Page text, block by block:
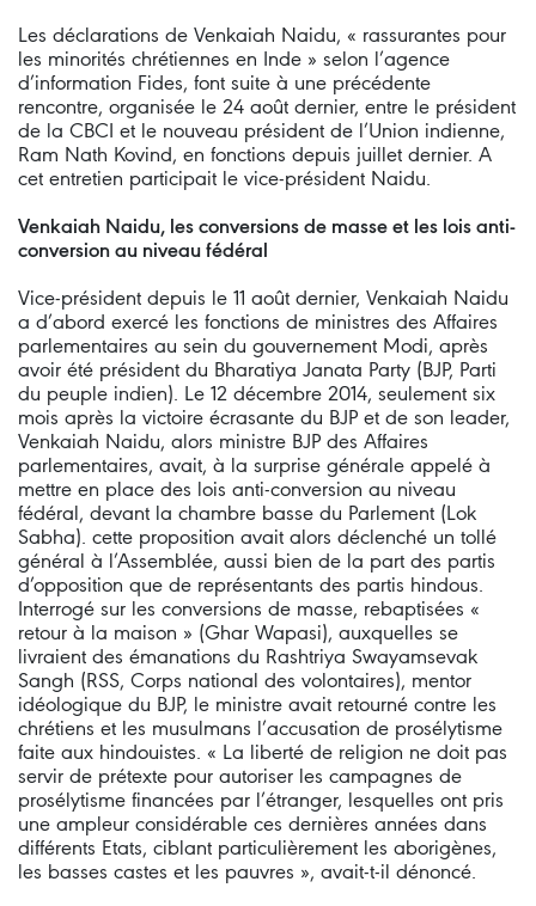
Les déclarations de Venkaiah Naidu, « rassurantes pour
les minorités chrétiennes en Inde » selon l’agence
d’information Fides, font suite à une précédente
rencontre, organisée le 24 août dernier, entre le président
de la CBCI et le nouveau président de l’Union indienne,
Ram Nath Kovind, en fonctions depuis juillet dernier. A
cet entretien participait le vice-président Naidu.
Venkaiah Naidu, les conversions de masse et les lois anti-
conversion au niveau fédéral
Vice-président depuis le 11 août dernier, Venkaiah Naidu
a d’abord exercé les fonctions de ministres des Affaires
parlementaires au sein du gouvernement Modi, après
avoir été président du Bharatiya Janata Party (BJP, Parti
du peuple indien). Le 12 décembre 2014, seulement six
mois après la victoire écrasante du BJP et de son leader,
Venkaiah Naidu, alors ministre BJP des Affaires
parlementaires, avait, à la surprise générale appelé à
mettre en place des lois anti-conversion au niveau
fédéral, devant la chambre basse du Parlement (Lok
Sabha). cette proposition avait alors déclenché un tollé
général à l’Assemblée, aussi bien de la part des partis
d’opposition que de représentants des partis hindous.
Interrogé sur les conversions de masse, rebaptisées «
retour à la maison » (Ghar Wapasi), auxquelles se
livraient des émanations du Rashtriya Swayamsevak
Sangh (RSS, Corps national des volontaires), mentor
idéologique du BJP, le ministre avait retourné contre les
chrétiens et les musulmans l’accusation de prosélytisme
faite aux hindouistes. « La liberté de religion ne doit pas
servir de prétexte pour autoriser les campagnes de
prosélytisme financées par l’étranger, lesquelles ont pris
une ampleur considérable ces dernières années dans
différents Etats, ciblant particulièrement les aborigènes,
les basses castes et les pauvres », avait-t-il dénoncé.